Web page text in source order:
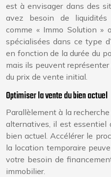
est à envisager dans des
avez besoin de liquidités
comme « Immo Solution »
spécialisées dans ce type
en fonction de la durée du
mais ils peuvent
du prix de vente initial.
Optimiser la vente du bien actuel
Parallèlement à la
alternatives, il est essentiel
bien actuel. Accélérer le
la location temporaire
votre besoin de
immobilier.